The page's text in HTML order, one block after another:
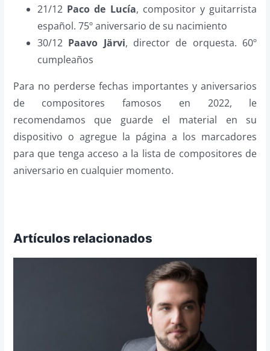
21/12 Paco de Lucía, compositor y guitarrista
español. 75º aniversario de su nacimiento
30/12 Paavo Järvi, director de orquesta. 60º
cumpleaños
Para no perderse fechas importantes y aniversarios
de compositores famosos en 2022, le
recomendamos que guarde el material en su
dispositivo o agregue la página a los marcadores
para que tenga acceso a la lista de compositores de
aniversario en cualquier momento.
Artículos relacionados